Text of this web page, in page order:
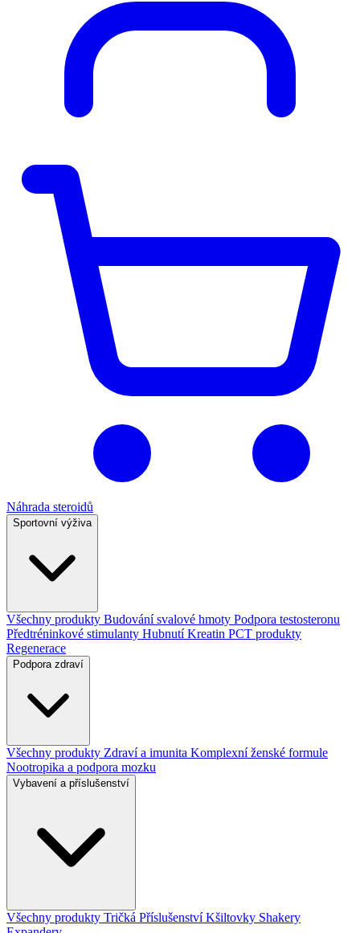
Náhrada steroidů
Sportovní výživa
Všechny produkty Budování svalové hmoty Podpora testosteronu
Předtréninkové stimulanty HubnutíKreatin PCT produkty
Regenerace
Podpora zdraví
Všechny produkty Zdraví a imunita Komplexní ženské formule
Nootropika a podpora mozku
Vybavení a příslušenství
Všechny produkty Tričká PříslušenstvíKšiltovky Shakery